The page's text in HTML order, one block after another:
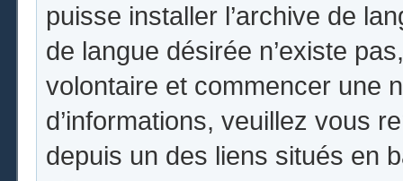
puisse installer l’archive de
de langue désirée n’existe
volontaire et commencer une
d’informations, veuillez vous
depuis un des liens situés en